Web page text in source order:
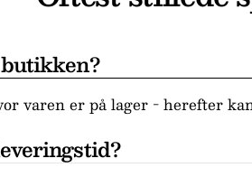
varen er på lager - herefter